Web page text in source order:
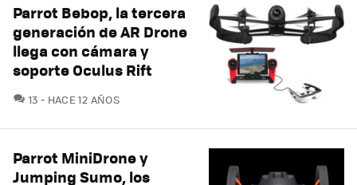
Parrot Bebop, la tercera
generación de AR Drone
llega con cámara y
soporte Oculus Rift
13 COMENTARIOS
HACE 12 AÑOS
Parrot MiniDrone y
Jumping Sumo, los